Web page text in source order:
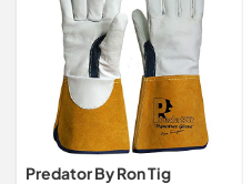
Predator By Ron Tig